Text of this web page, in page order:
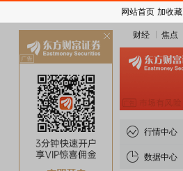
财经 焦点
行情中心
数据中心
网站首页 加收藏
关